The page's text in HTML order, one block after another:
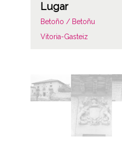
Lugar
Betoño / Betoñu
Vitoria-Gasteiz
Localización original:
negativos 33-35
Licencia de las
CC BY-NC-SA 4.0